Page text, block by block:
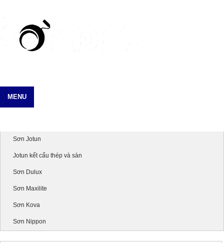
MENU
Sơn Jotun
Jotun kết cấu thép và sàn
Sơn Dulux
Sơn Maxilite
Sơn Kova
Sơn Nippon